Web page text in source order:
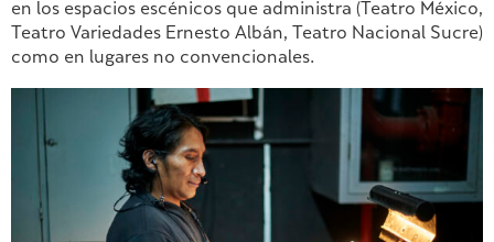
en los espacios escénicos que administra (Teatro México,
Teatro Variedades Ernesto Albán, Teatro Nacional Sucre)
como en lugares no convencionales.